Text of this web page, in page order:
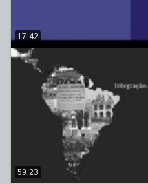
17:42
59:23